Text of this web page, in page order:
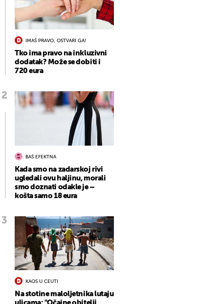
IMAŠ PRAVO, OSTVARI GA!
Tko ima pravo na inkluzivni
dodatak? Može se dobiti i
720 eura
BAŠ EFEKTNA
Kada smo na zadarskoj rivi
ugledali ovu haljinu, morali
smo doznati odakle je –
košta samo 18 eura
KAOS U CEUTI
Na stotine maloljetnika lutaju